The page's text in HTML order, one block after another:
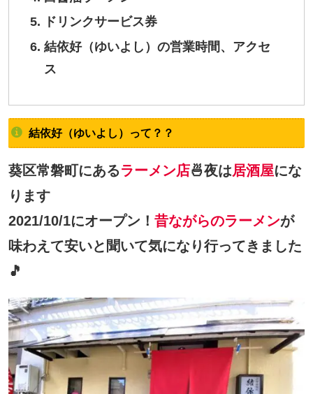
ドリンクサービス券
結依好（ゆいよし）の営業時間、アクセ
ス
結依好（ゆいよし）って？？
葵区常磐町にあるラーメン店🍜夜は居酒屋にな
ります
2021/10/1にオープン！ 昔ながらのラーメンが
味わえて安いと聞いて気になり行ってきました
🎵